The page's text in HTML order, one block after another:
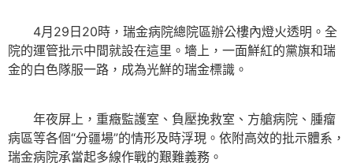
4月29日20時，瑞金病院總院區辦公樓內燈火透明。全
院的運管批示中間就設在這里。墻上，一面鮮紅的黨旗和瑞
金的白色隊服一路，成為光鮮的瑞金標識。
年夜屏上，重癥監護室、負壓挽救室、方艙病院、腫瘤
病區等各個“分疆場”的情形及時浮現。依附高效的批示體系，
瑞金病院承當起多線作戰的艱難義務。